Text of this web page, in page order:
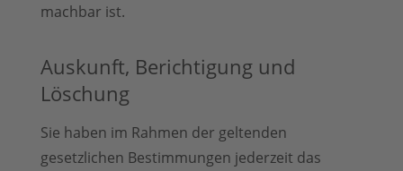
machbar ist.
Auskunft, Berichtigung und
Löschung
Sie haben im Rahmen der geltenden
gesetzlichen Bestimmungen jederzeit das